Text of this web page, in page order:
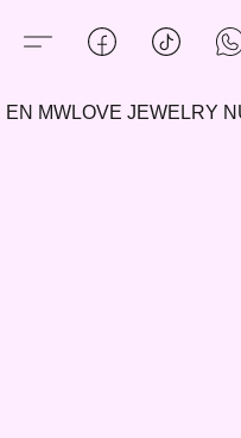
EN MWLOVE JEWELRY